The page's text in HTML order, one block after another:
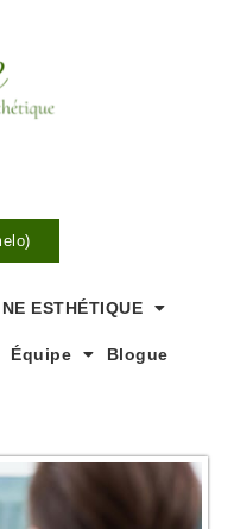
ESTHÉTIQUE
Équipe Blogue